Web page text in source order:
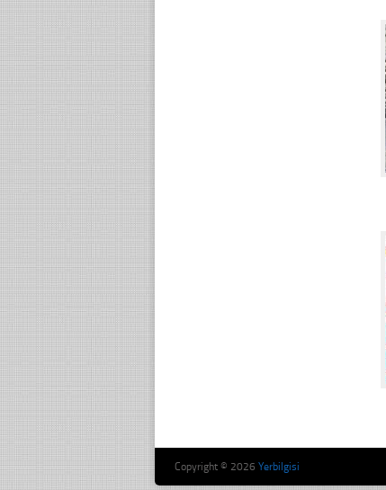
Copyright © 2026 Yerbilgisi